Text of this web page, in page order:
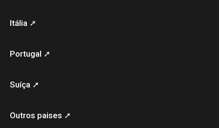
Itália ➚
Portugal ➚
Suíça ➚
Outros paises ➚